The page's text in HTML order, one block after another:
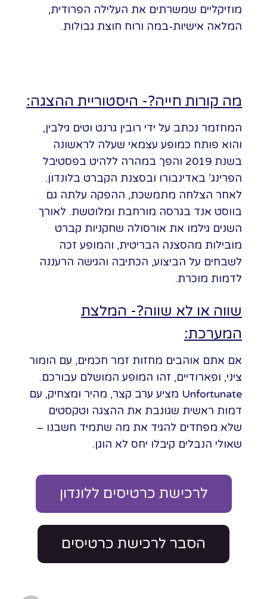
מוזיקליים שמשרתים את העלילה הפרודית,
המלאה אישיוּת-במה ורוח חוצת גבולות.
מה קורות חייה?- היסטוריית ההצגה:
המחזמר נכתב על ידי רובין גרנט וטים גילבין,
והוא פותח כמופע עצמאי שעלה לראשונה
בשנת 2019 והפך במהרה ללהיט בפסטיבל
הפרינג’ באדינבורו ובסצנת הקברט בלונדון.
לאחר הצלחה מתמשכת, ההפקה עלתה גם
בווסט אנד בגרסה מורחבת ומלוטשת. לאורך
השנים גילמו את אורסולה שחקניות קברט
מובילות מהסצנה הבריטית, והמופע זכה
לשבחים על הביצוע, הכתיבה והגישה הרעננה
לדמות מוכרת.
שווה או לא שווה?- המלצת
המערכת:
אם אתם אוהבים מחזות זמר חכמים, עם הומור
ציני, ופארודיים, זהו המופע המושלם עבורכם.
Unfortunate מציע ערב קצר, מהיר ומצחיק, עם
דמות ראשית שגונבת את ההצגה וטקסטים
שלא מפחדים להגיד את מה שתמיד חשבנו –
שאולי הנבלים קיבלו יחס לא הוגן.
לרכישת כרטיסים ללונדון
הסבר לרכישת כרטיסים